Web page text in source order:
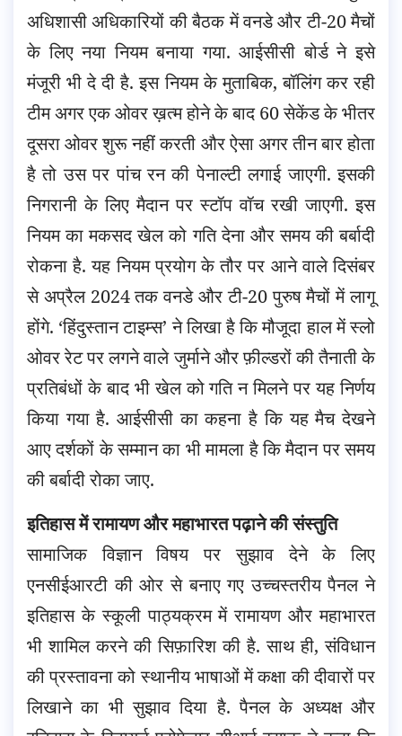
अधिशासी अधिकारियों की बैठक में वनडे और टी-20 मैचों
के लिए नया नियम बनाया गया. आईसीसी बोर्ड ने इसे
मंजूरी भी दे दी है. इस नियम के मुताबिक, बॉलिंग कर रही
टीम अगर एक ओवर ख़त्म होने के बाद 60 सेकेंड के भीतर
दूसरा ओवर शुरू नहीं करती और ऐसा अगर तीन बार होता
है तो उस पर पांच रन की पेनाल्टी लगाई जाएगी. इसकी
निगरानी के लिए मैदान पर स्टॉप वॉच रखी जाएगी. इस
नियम का मकसद खेल को गति देना और समय की बर्बादी
रोकना है. यह नियम प्रयोग के तौर पर आने वाले दिसंबर
से अप्रैल 2024 तक वनडे और टी-20 पुरुष मैचों में लागू
होंगे. ‘हिंदुस्तान टाइम्स’ ने लिखा है कि मौजूदा हाल में स्लो
ओवर रेट पर लगने वाले जुर्माने और फ़ील्डरों की तैनाती के
प्रतिबंधों के बाद भी खेल को गति न मिलने पर यह निर्णय
किया गया है. आईसीसी का कहना है कि यह मैच देखने
आए दर्शकों के सम्मान का भी मामला है कि मैदान पर समय
की बर्बादी रोका जाए.
इतिहास में रामायण और महाभारत पढ़ाने की संस्तुति
सामाजिक विज्ञान विषय पर सुझाव देने के लिए
एनसीईआरटी की ओर से बनाए गए उच्चस्तरीय पैनल ने
इतिहास के स्कूली पाठ्यक्रम में रामायण और महाभारत
भी शामिल करने की सिफ़ारिश की है. साथ ही, संविधान
की प्रस्तावना को स्थानीय भाषाओं में कक्षा की दीवारों पर
लिखाने का भी सुझाव दिया है. पैनल के अध्यक्ष और